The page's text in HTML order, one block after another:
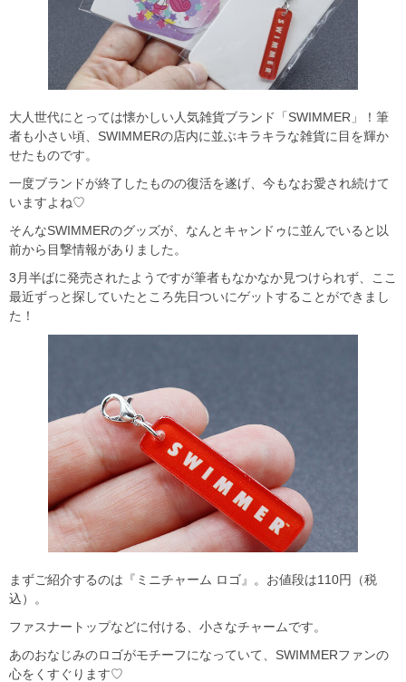
大人世代にとっては懐かしい人気雑貨ブランド「SWIMMER」！筆
者も小さい頃、SWIMMERの店内に並ぶキラキラな雑貨に目を輝か
せたものです。
一度ブランドが終了したものの復活を遂げ、今もなお愛され続けて
いますよね♡
そんなSWIMMERのグッズが、なんとキャンドゥに並んでいると以
前から目撃情報がありました。
3月半ばに発売されたようですが筆者もなかなか見つけられず、ここ
最近ずっと探していたところ先日ついにゲットすることができまし
た！
まずご紹介するのは『ミニチャーム ロゴ』。お値段は110円（税
込）。
ファスナートップなどに付ける、小さなチャームです。
あのおなじみのロゴがモチーフになっていて、SWIMMERファンの
心をくすぐります♡